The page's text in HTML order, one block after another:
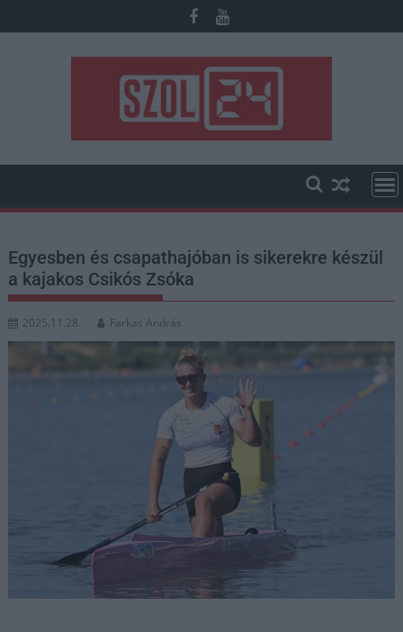
to
Egyesben és csapathajóban is sikerekre készül
a kajakos Csikós Zsóka
2025.11.28. Farkas András